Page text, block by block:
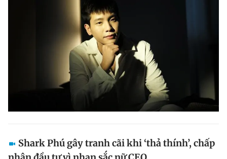
Shark Phú gây tranh cãi khi ‘thả thính’, chấp